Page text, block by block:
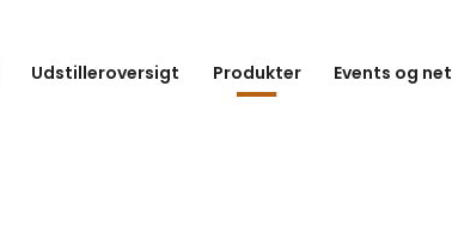
Udstilleroversigt Produkter Events og